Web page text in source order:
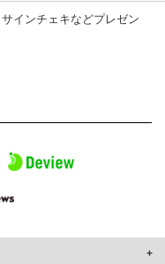
インチェキなどプレゼン